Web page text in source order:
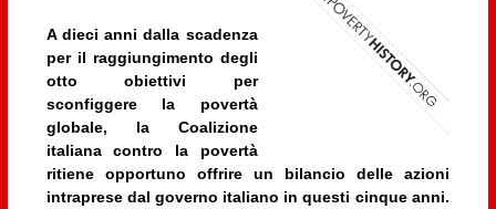
A dieci anni dalla scadenza
per il raggiungimento degli
otto obiettivi per
sconfiggere la povertà
globale, la Coalizione
italiana contro la povertà
ritiene opportuno offrire un bilancio delle azioni
intraprese dal governo italiano in questi cinque anni.